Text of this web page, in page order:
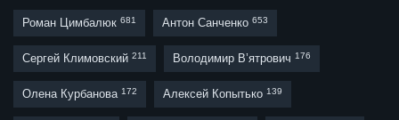
Роман Цимбалюк 681 Антон Санченко 653
Сергей Климовский 211 Володимир В’ятрович 176
Олена Курбанова 172 Алексей Копытько 139